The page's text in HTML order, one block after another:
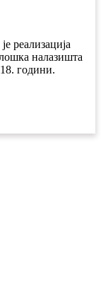
реализација
налазишта
години.